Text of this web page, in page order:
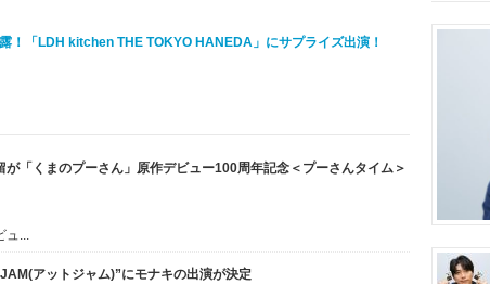
！「LDH kitchen THE TOKYO HANEDA」にサプライズ出演！
「くまのプーさん」原作デビュー100周年記念＜プーさんタイム＞
ュ...
アットジャム)”にモナキの出演が決定